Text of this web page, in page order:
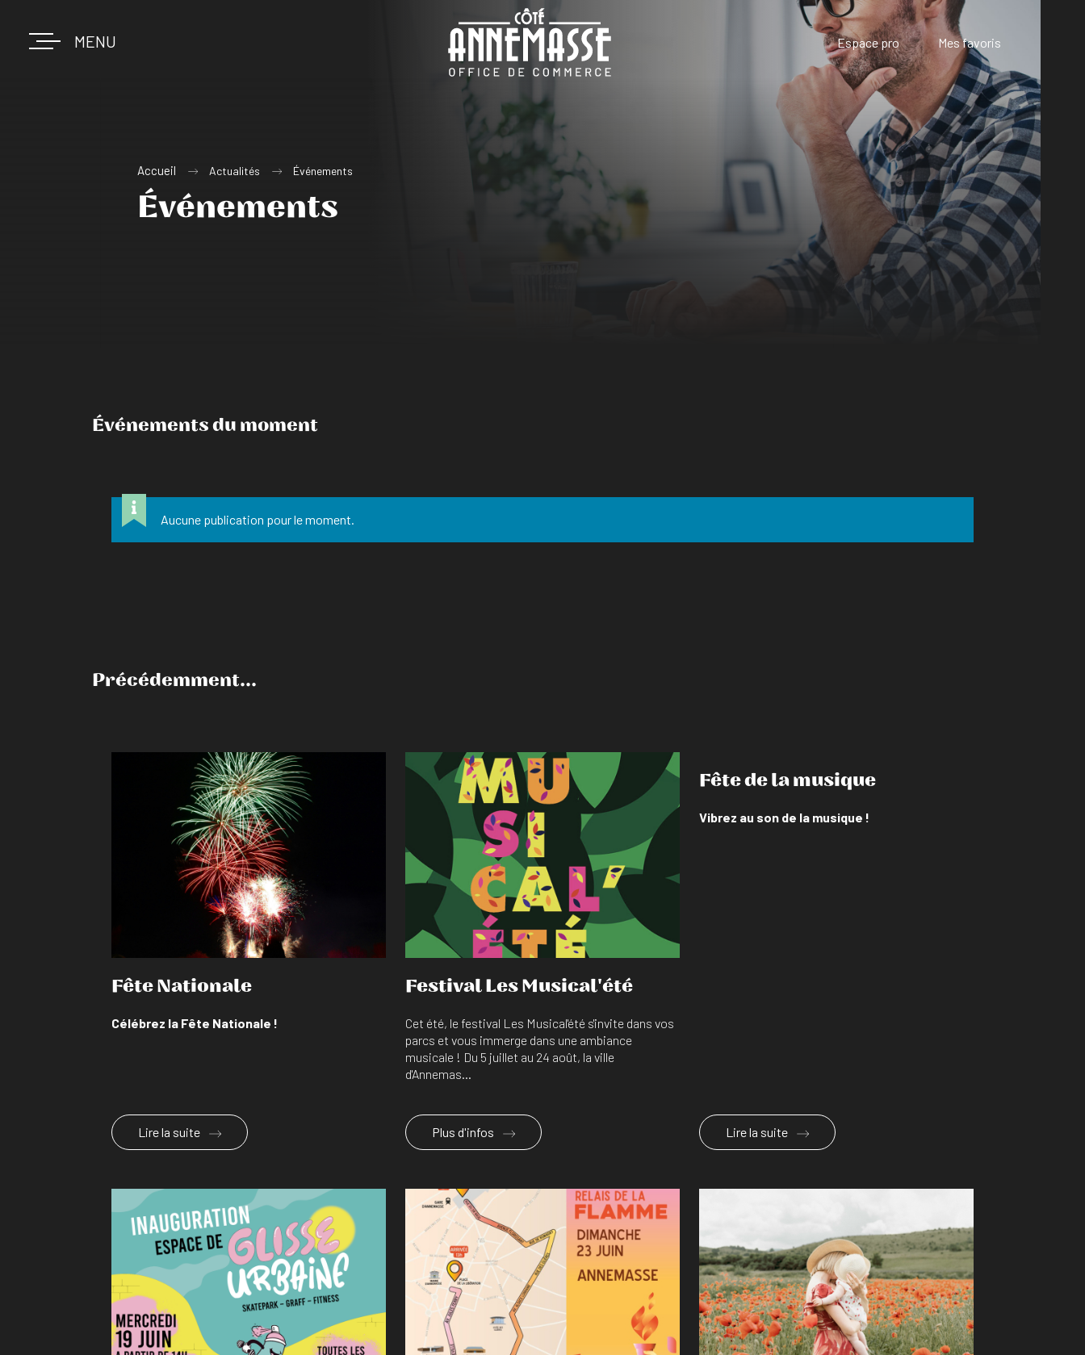
MENU Espace pro Mes favoris
Accueil Actualités Événements
Événements
Événements du moment
Aucune publication pour le moment.
Précédemment...
En savoir plus
Fête Nationale
Célébrez la Fête Nationale !
Lire la suite
En savoir plus
Festival Les Musical'été
Cet été, le festival Les Musical'été s'invite dans vos
parcs et vous immerge dans une ambiance
musicale ! Du 5 juillet au 24 août, la ville
d'Annemas...
Plus d'infos
Fête de la musique
Vibrez au son de la musique !
Lire la suite
En savoir plus En savoir plus En savoir plus